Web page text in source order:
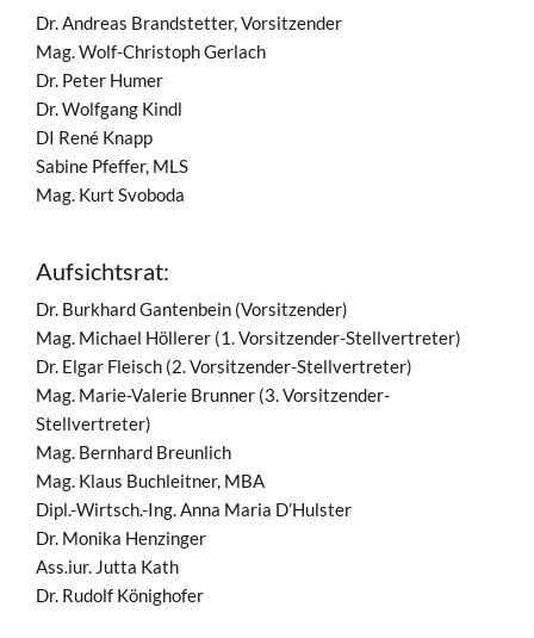
Dr. Andreas Brandstetter, Vorsitzender
Mag. Wolf-Christoph Gerlach
Dr. Peter Humer
Dr. Wolfgang Kindl
DI René Knapp
Sabine Pfeffer, MLS
Mag. Kurt Svoboda
Aufsichtsrat:
Dr. Burkhard Gantenbein (Vorsitzender)
Mag. Michael Höllerer (1. Vorsitzender-Stellvertreter)
Dr. Elgar Fleisch (2. Vorsitzender-Stellvertreter)
Mag. Marie-Valerie Brunner (3. Vorsitzender-
Stellvertreter)
Mag. Bernhard Breunlich
Mag. Klaus Buchleitner, MBA
Dipl.-Wirtsch.-Ing. Anna Maria D’Hulster
Dr. Monika Henzinger
Ass.iur. Jutta Kath
Dr. Rudolf Könighofer